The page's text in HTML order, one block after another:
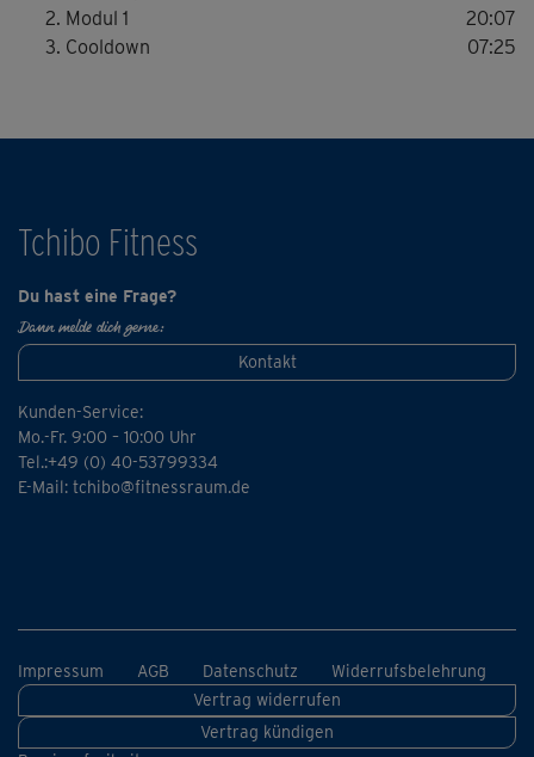
Modul 1
20:07
Cooldown
07:25
Tchibo Fitness
Du hast eine Frage?
Dann melde dich gerne:
Kontakt
Kunden-Service:
Mo.-Fr. 9:00 – 10:00 Uhr
Tel.:+49 (0) 40-53799334
E-Mail: tchibo@fitnessraum.de
Impressum AGB Datenschutz
Widerrufsbelehrung
Vertrag widerrufen
Vertrag kündigen